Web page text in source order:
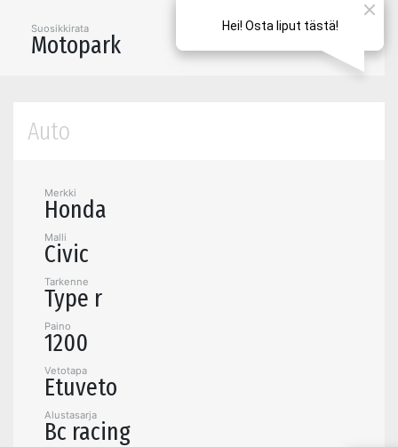
Suosikkirata
Motopark
Auto
Merkki
Honda
Malli
Civic
Tarkenne
Type r
Paino
1200
Vetotapa
Etuveto
Alustasarja
Bc racing